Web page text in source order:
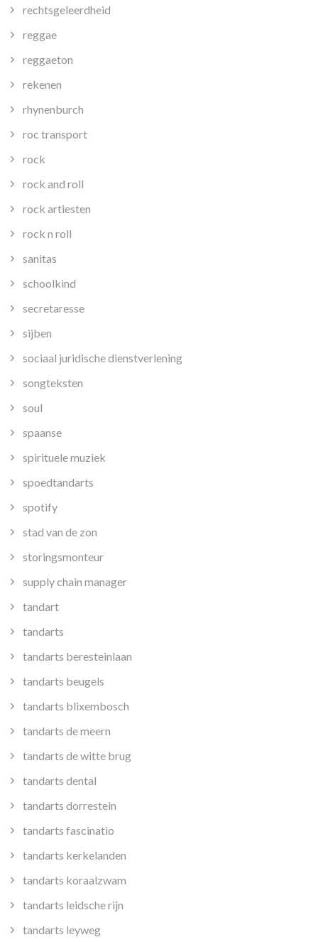
rechtsgeleerdheid
reggae
reggaeton
rekenen
rhynenburch
roc transport
rock
rock and roll
rock artiesten
rock n roll
sanitas
schoolkind
secretaresse
sijben
sociaal juridische dienstverlening
songteksten
soul
spaanse
spirituele muziek
spoedtandarts
spotify
stad van de zon
storingsmonteur
supply chain manager
tandart
tandarts
tandarts beresteinlaan
tandarts beugels
tandarts blixembosch
tandarts de meern
tandarts de witte brug
tandarts dental
tandarts dorrestein
tandarts fascinatio
tandarts kerkelanden
tandarts koraalzwam
tandarts leidsche rijn
tandarts leyweg